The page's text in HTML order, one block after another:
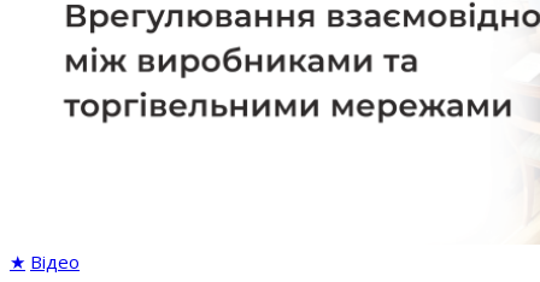
★ Відео